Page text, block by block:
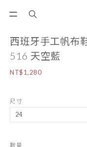
西班牙手工帆布
516 天空藍
NT$1,280
尺寸
數量